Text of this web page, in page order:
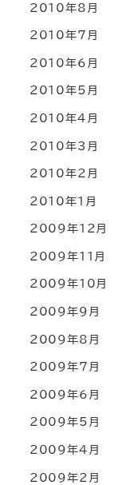
2010年8月
2010年7月
2010年6月
2010年5月
2010年4月
2010年3月
2010年2月
2010年1月
2009年12月
2009年11月
2009年10月
2009年9月
2009年8月
2009年7月
2009年6月
2009年5月
2009年4月
2009年2月